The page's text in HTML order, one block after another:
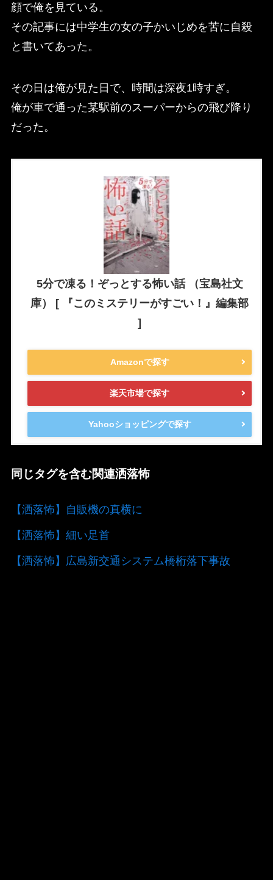
顔で俺を見ている。
その記事には中学生の女の子かいじめを苦に自殺
と書いてあった。
その日は俺が見た日で、時間は深夜1時すぎ。
俺が車で通った某駅前のスーパーからの飛び降り
だった。
5分で凍る！ぞっとする怖い話 （宝島社文
庫） [ 『このミステリーがすごい！』編集部
]
Amazonで探す
楽天市場で探す
Yahooショッピングで探す
同じタグを含む関連洒落怖
【洒落怖】自販機の真横に
【洒落怖】細い足首
【洒落怖】広島新交通システム橋桁落下事故